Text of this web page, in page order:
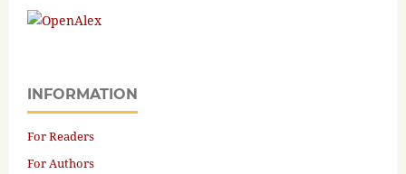
INFORMATION
For Readers
For Authors